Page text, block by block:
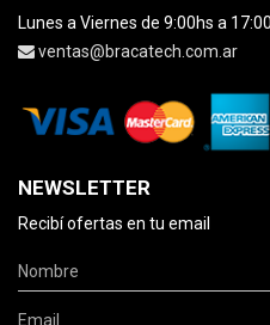
Lunes a Viernes de 9:00hs a
ventas@bracatech.com.ar
NEWSLETTER
Recibí ofertas en tu email